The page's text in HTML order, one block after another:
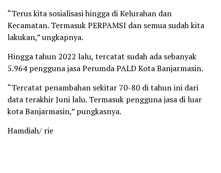
“Terus kita sosialisasi hingga di Kelurahan dan
Kecamatan. Termasuk PERPAMSI dan semua sudah kita
lakukan,” ungkapnya.
Hingga tahun 2022 lalu, tercatat sudah ada sebanyak
5.964 pengguna jasa Perumda PALD Kota Banjarmasin.
“Tercatat penambahan sekitar 70-80 di tahun ini dari
data terakhir Juni lalu. Termasuk pengguna jasa di luar
kota Banjarmasin,” pungkasnya.
Hamdiah/ rie